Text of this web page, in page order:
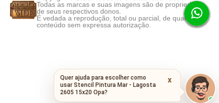
Todas as marcas e suas imagens são de propriedade
de seus respectivos donos.
É vedada a reprodução, total ou parcial, de qualquer
conteúdo sem expressa autorização.